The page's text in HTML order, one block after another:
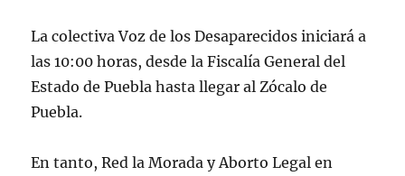
La colectiva Voz de los Desaparecidos iniciará a
las 10:00 horas, desde la Fiscalía General del
Estado de Puebla hasta llegar al Zócalo de
Puebla.
En tanto, Red la Morada y Aborto Legal en